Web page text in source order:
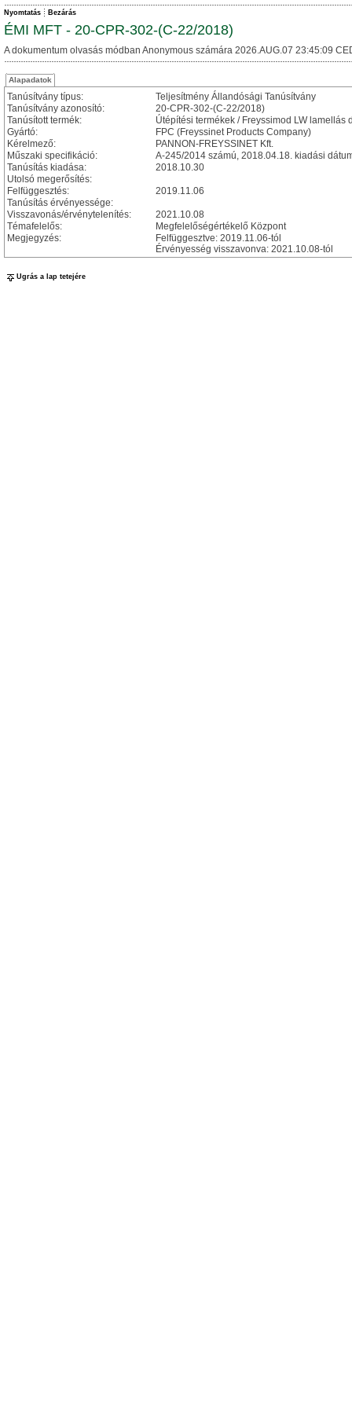
Nyomtatás Bezárás
ÉMI MFT - 20-CPR-302-(C-22/2018)
A dokumentum olvasás módban Anonymous számára 2026.AUG.07 23:45:09
Alapadatok
Tanúsítvány típus:
Teljesítmény Állandósági Tanúsítvány
Tanúsítvány azonosító:
20-CPR-302-(C-22/2018)
Tanúsított termék:
Útépítési termékek / Freyssimod LW lamellás
Gyártó:
FPC (Freyssinet Products Company)
Kérelmező:
PANNON-FREYSSINET Kft.
Műszaki specifikáció:
A-245/2014 számú, 2018.04.18. kiadási
Tanúsítás kiadása:
2018.10.30
Utolsó megerősítés:
Felfüggesztés:
2019.11.06
Tanúsítás érvényessége:
Visszavonás/érvénytelenítés:
2021.10.08
Témafelelős:
Megfelelőségértékelő Központ
Megjegyzés:
Felfüggesztve: 2019.11.06-tól
Érvényesség visszavonva: 2021.10.08-tól
Ugrás a lap tetejére